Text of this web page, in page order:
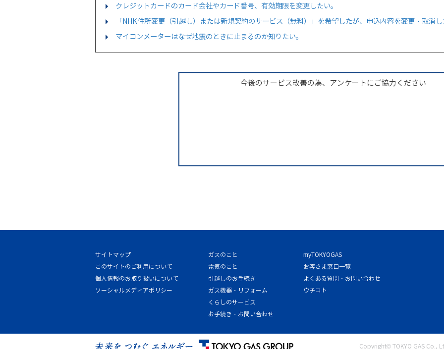
クレジットカードのカード会社やカード番号、有効期限を変更したい。
「NHK住所変更（引越し）または新規契約のサービス（無料）」を希望したが、申込内容を変更・取消
マイコンメーターはなぜ地震のときに止まるのか知りたい。
今後のサービス改善の為、アンケートにご協力ください
サイトマップ
このサイトのご利用について
個人情報のお取り扱いについて
ソーシャルメディアポリシー
ガスのこと
電気のこと
引越しのお手続き
ガス機器・リフォーム
くらしのサービス
お手続き・お問い合わせ
myTOKYOGAS
お客さま窓口一覧
よくある質問・お問い合わせ
ウチコト
Copyright© TOKYO GAS Co.,